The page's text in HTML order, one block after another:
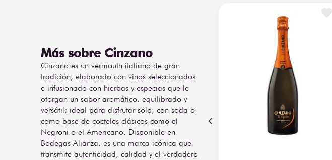
Más sobre Cinzano
Cinzano es un vermouth italiano de gran
tradición, elaborado con vinos seleccionados
e infusionado con hierbas y especias que le
otorgan un sabor aromático, equilibrado y
versátil; ideal para disfrutar solo, con soda o
como base de cocteles clásicos como el
Negroni o el Americano. Disponible en
Bodegas Alianza, es una marca icónica que
transmite autenticidad, calidad y el verdadero